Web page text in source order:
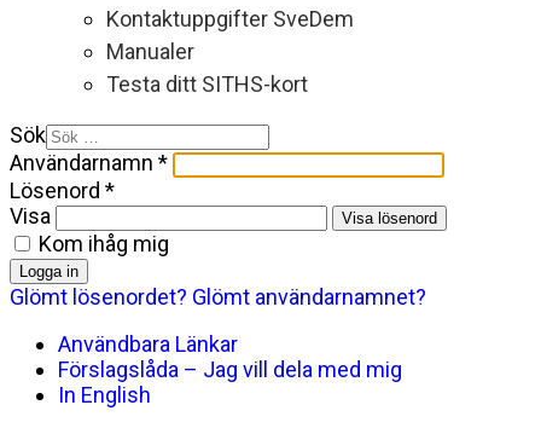
Kontaktuppgifter SveDem
Manualer
Testa ditt SITHS-kort
Sök
Användarnamn *
Lösenord *
Visa
Visa lösenord
Kom ihåg mig
Logga in
Glömt lösenordet? Glömt användarnamnet?
Användbara Länkar
Förslagslåda – Jag vill dela med mig
In English